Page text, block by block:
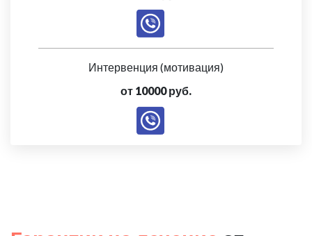
Интервенция (мотивация)
от 10000 руб.